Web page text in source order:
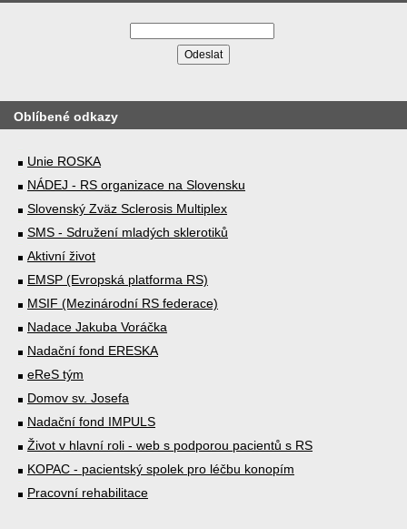
Oblíbené odkazy
Unie ROSKA
NÁDEJ - RS organizace na Slovensku
Slovenský Zväz Sclerosis Multiplex
SMS - Sdružení mladých sklerotiků
Aktivní život
EMSP (Evropská platforma RS)
MSIF (Mezinárodní RS federace)
Nadace Jakuba Voráčka
Nadační fond ERESKA
eReS tým
Domov sv. Josefa
Nadační fond IMPULS
Život v hlavní roli - web s podporou pacientů s RS
KOPAC - pacientský spolek pro léčbu konopím
Pracovní rehabilitace